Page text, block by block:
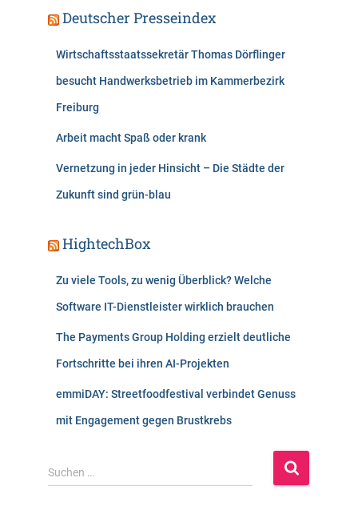
Deutscher Presseindex
Wirtschaftsstaatssekretär Thomas Dörflinger
besucht Handwerksbetrieb im Kammerbezirk
Freiburg
Arbeit macht Spaß oder krank
Vernetzung in jeder Hinsicht – Die Städte der
Zukunft sind grün-blau
HightechBox
Zu viele Tools, zu wenig Überblick? Welche
Software IT-Dienstleister wirklich brauchen
The Payments Group Holding erzielt deutliche
Fortschritte bei ihren AI-Projekten
emmiDAY: Streetfoodfestival verbindet Genuss
mit Engagement gegen Brustkrebs
S
u
Suchen …